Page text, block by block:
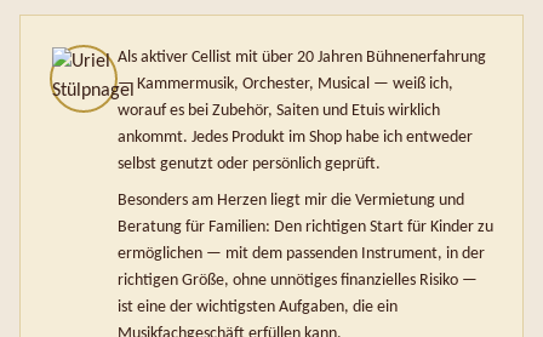
Als aktiver Cellist mit über 20 Jahren Bühnenerfahrung
— Kammermusik, Orchester, Musical — weiß ich,
worauf es bei Zubehör, Saiten und Etuis wirklich
ankommt. Jedes Produkt im Shop habe ich entweder
selbst genutzt oder persönlich geprüft.
Besonders am Herzen liegt mir die Vermietung und
Beratung für Familien: Den richtigen Start für Kinder zu
ermöglichen — mit dem passenden Instrument, in der
richtigen Größe, ohne unnötiges finanzielles Risiko —
ist eine der wichtigsten Aufgaben, die ein